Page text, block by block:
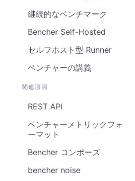
継続的なベンチマーク
Bencher Self-Hosted
セルフホスト型 Runner
ベンチャーの講義
関連項目
REST API
ベンチャーメトリックフォ
ーマット
Bencher コンポーズ
bencher noise